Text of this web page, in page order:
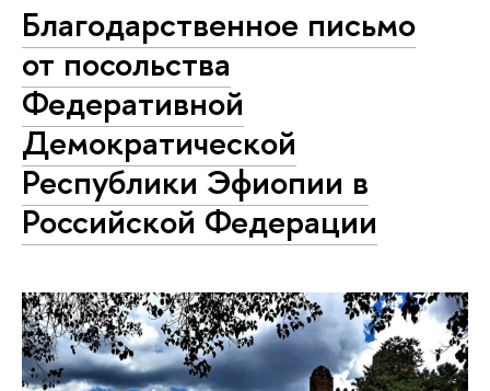
Благодарственное письмо
от посольства
Федеративной
Демократической
Республики Эфиопии в
Российской Федерации